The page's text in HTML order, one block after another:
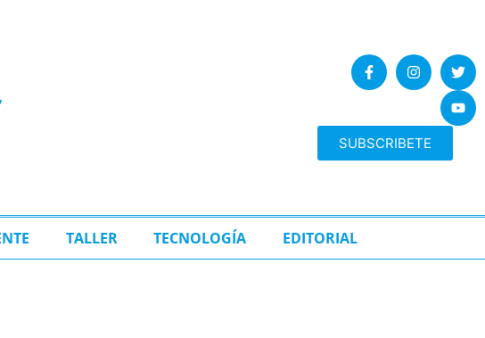
SUBSCRIBETE
TALLER TECNOLOGÍA EDITORIAL